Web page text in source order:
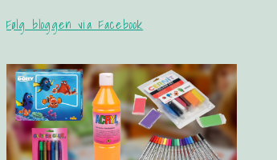
Følg bloggen via Facebook